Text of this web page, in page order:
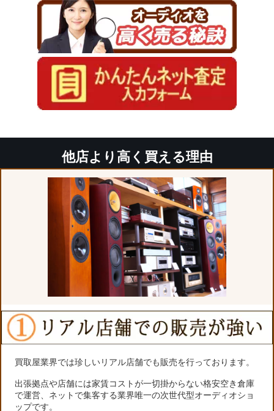
他店より高く買える理由
買取屋業界では珍しいリアル店舗でも販売を行っております。
出張拠点や店舗には家賃コストが一切掛からない格安空き倉庫
で運営、ネットで集客する業界唯一の次世代型オーディオショ
ップです。